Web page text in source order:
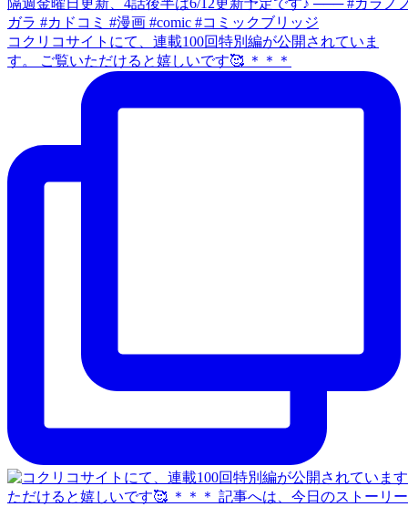
コクリコサイトにて、連載100回特別編が公開されていま
す。 ご覧いただけると嬉しいです🥰 ＊＊＊